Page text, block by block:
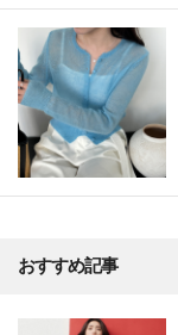
おすすめ記事